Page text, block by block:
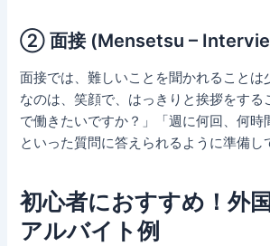
② 面接 (Mensetsu –
面接では、難しいことを聞かれることは
なのは、笑顔で、はっきりと挨拶をする
で働きたいですか？」「週に何回、何時
といった質問に答えられるように準備し
初心者におすすめ！外
アルバイト例